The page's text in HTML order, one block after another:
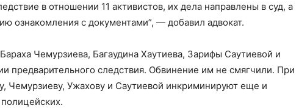
в отношении 11 активистов, их дела направлены в суд, а
ознакомления с документами”, — добавил адвокат.
Чемурзиева, Багаудина Хаутиева, Зарифы Саутиевой и
предварительного следствия. Обвинение им не смягчили. При
Чемурзиеву, Ужахову и Саутиевой инкриминируют еще и